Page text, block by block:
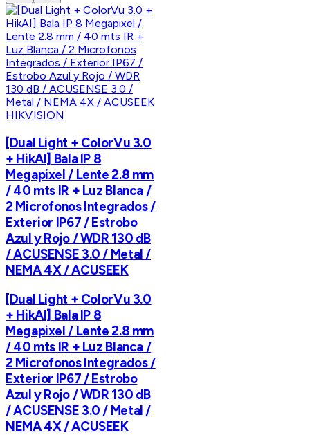
HIKVISION
[Dual Light + ColorVu 3.0
+ HikAI] Bala IP 8
Megapixel / Lente 2.8 mm
/ 40 mts IR + Luz Blanca /
2 Microfonos Integrados /
Exterior IP67 / Estrobo
Azul y Rojo / WDR 130 dB
/ ACUSENSE 3.0 / Metal /
NEMA 4X / ACUSEEK
[Dual Light + ColorVu 3.0
+ HikAI] Bala IP 8
Megapixel / Lente 2.8 mm
/ 40 mts IR + Luz Blanca /
2 Microfonos Integrados /
Exterior IP67 / Estrobo
Azul y Rojo / WDR 130 dB
/ ACUSENSE 3.0 / Metal /
NEMA 4X / ACUSEEK